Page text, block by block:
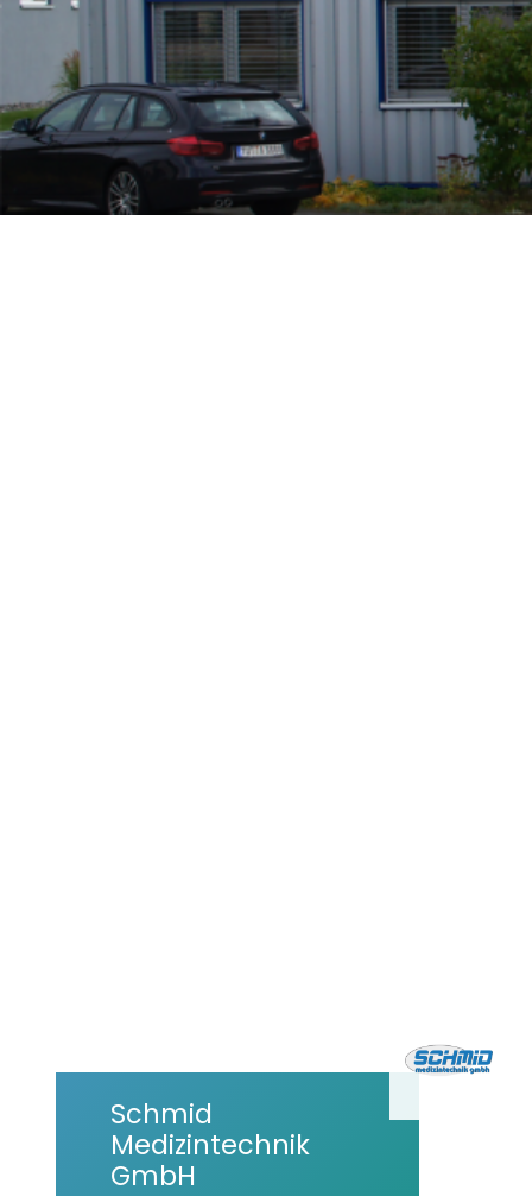
Schmid
Medizintechnik
GmbH